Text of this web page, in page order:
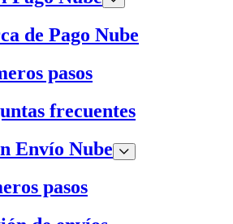
de Pago Nube
pasos
frecuentes
Envío Nube
pasos